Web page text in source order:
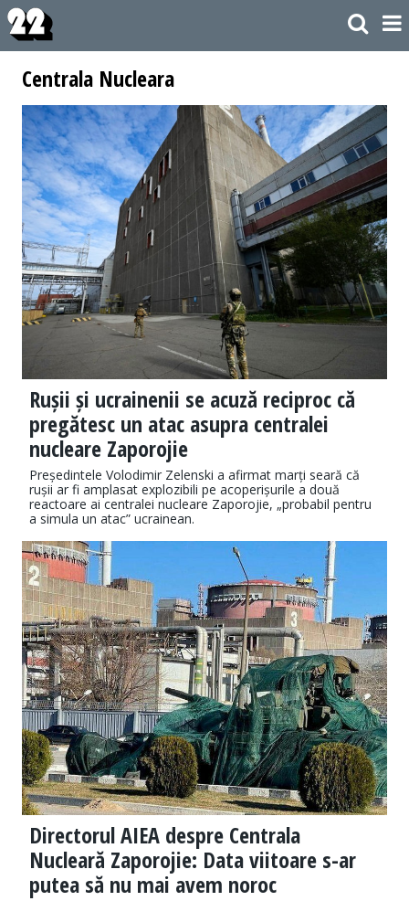
Centrala Nucleara
Rușii și ucrainenii se acuză reciproc că
pregătesc un atac asupra centralei
nucleare Zaporojie
Președintele Volodimir Zelenski a afirmat marți seară că
rușii ar fi amplasat explozibili pe acoperișurile a două
reactoare ai centralei nucleare Zaporojie, „probabil pentru
a simula un atac” ucrainean.
Directorul AIEA despre Centrala
Nucleară Zaporojie: Data viitoare s-ar
putea să nu mai avem noroc